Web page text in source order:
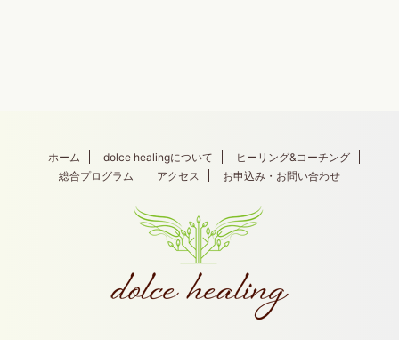
ホーム dolce healingについて
ヒーリング&コーチング
総合プログラム
アクセス お申込み・お問い合わせ